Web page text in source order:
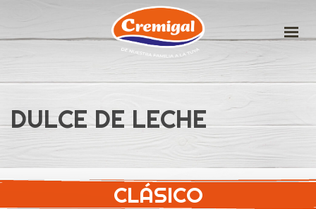
HOME
PRODUCTOS
IDEAS DELICIOSAS
DULCE DE LECHE
CLÁSICO